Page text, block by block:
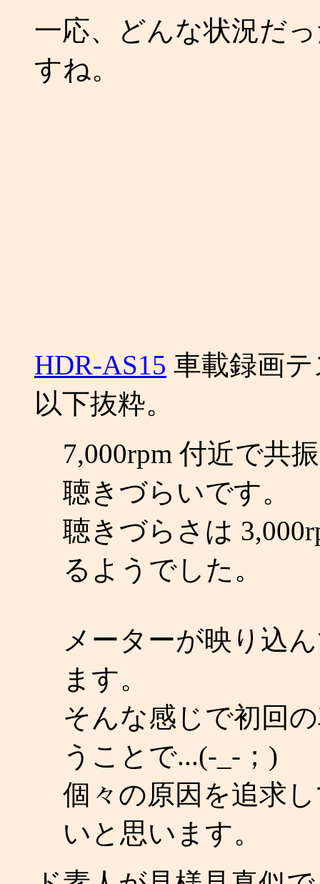
一応、どんな状況だ
すね。
HDR-AS15 車載録画
以下抜粋。
7,000rpm 付近で共
聴きづらいです。
聴きづらさは
るようでした。
メーターが映り込
ます。
そんな感じで初回
うことで...(-_-；)
個々の原因を追求
いと思います。